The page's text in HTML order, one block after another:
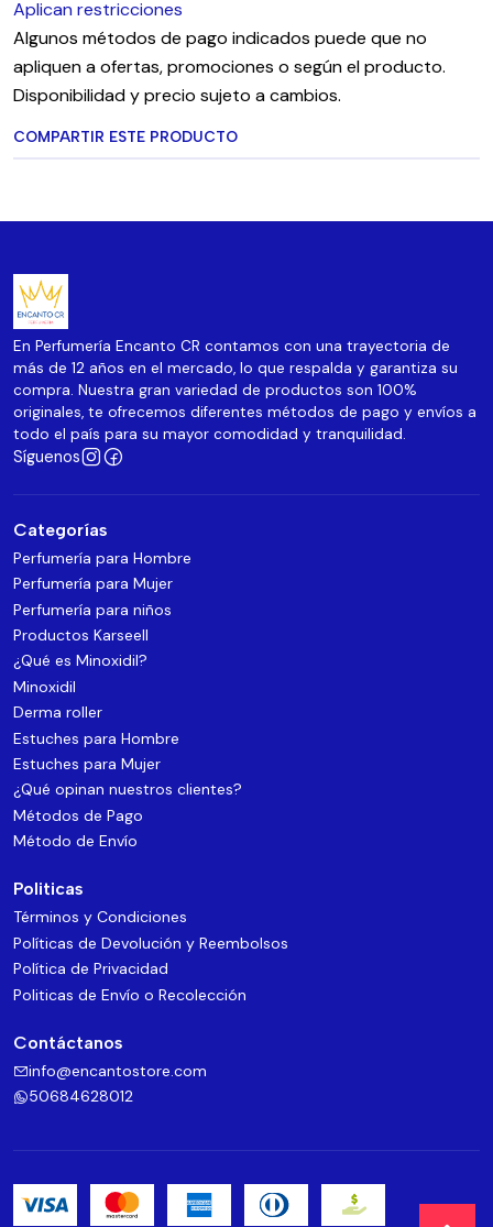
Aplican restricciones
Algunos métodos de pago indicados puede que no
apliquen a ofertas, promociones o según el producto.
Disponibilidad y precio sujeto a cambios.
COMPARTIR ESTE PRODUCTO
En Perfumería Encanto CR contamos con una trayectoria de
más de 12 años en el mercado, lo que respalda y garantiza su
compra. Nuestra gran variedad de productos son 100%
originales, te ofrecemos diferentes métodos de pago y envíos a
todo el país para su mayor comodidad y tranquilidad.
Síguenos
Categorías
Perfumería para Hombre
Perfumería para Mujer
Perfumería para niños
Productos Karseell
¿Qué es Minoxidil?
Minoxidil
Derma roller
Estuches para Hombre
Estuches para Mujer
¿Qué opinan nuestros clientes?
Métodos de Pago
Método de Envío
Politicas
Términos y Condiciones
Políticas de Devolución y Reembolsos
Política de Privacidad
Politicas de Envío o Recolección
Contáctanos
info@encantostore.com
50684628012